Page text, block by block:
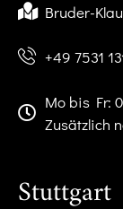
Bruder-
+49 7531
Mo bis Fr:
Zusätzlich
Stuttgart